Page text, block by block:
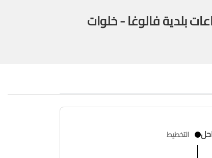
بلدية فالوغا - خلوات
التخطيط